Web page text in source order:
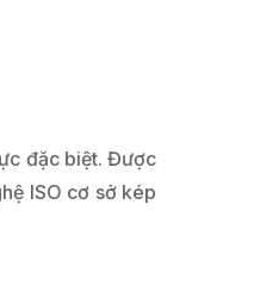
đặc biệt. Được
ISO cơ sở kép